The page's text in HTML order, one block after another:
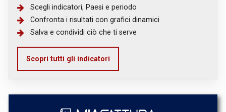
Scegli indicatori, Paesi e periodo
Confronta i risultati con grafici dinamici
Salva e condividi ciò che ti serve
Scopri tutti gli indicatori